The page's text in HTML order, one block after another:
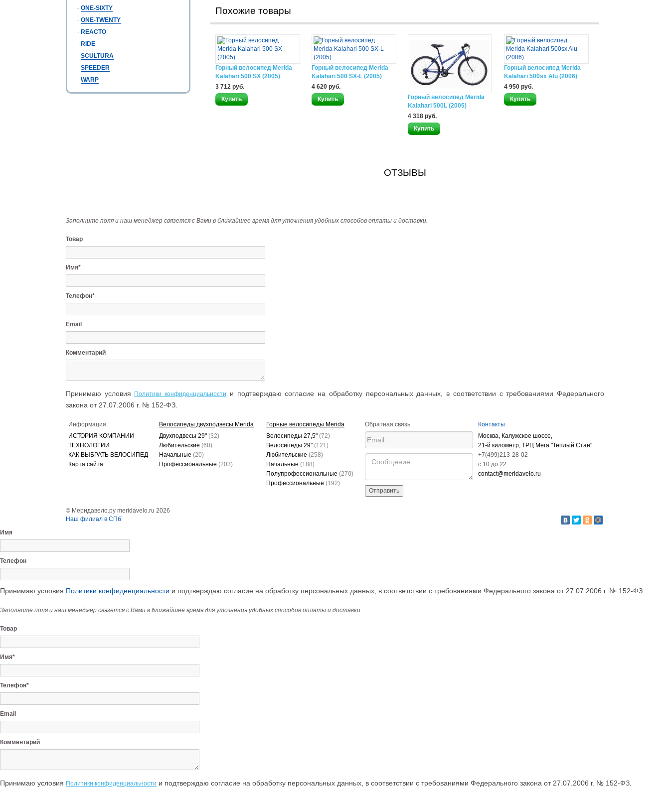
- ONE-SIXTY
- ONE-TWENTY
- REACTO
- RIDE
- SCULTURA
- SPEEDER
- WARP
Похожие товары
Горный велосипед Merida
Kalahari 500 SX (2005)
3 712 руб.
Горный велосипед Merida
Kalahari 500 SX-L (2005)
4 620 руб.
Горный велосипед Merida
Kalahari 500L (2005)
4 318 руб.
Горный велосипед Merida
Kalahari 500sx Alu (2006)
4 950 руб.
ОТЗЫВЫ
Заполните поля и наш менеджер связется с Вами в ближайшее время для уточнения удобных способов оплаты и доставки.
Товар
Имя*
Телефон*
Email
Комментарий
Принимаю условия Политики конфиденциальности
и подтверждаю согласие на обработку персональных данных, в соответствии с требованиями Федерального
закона от 27.07.2006 г. № 152-ФЗ.
Информация
ИСТОРИЯ КОМПАНИИ
ТЕХНОЛОГИИ
КАК ВЫБРАТЬ ВЕЛОСИПЕД
Карта сайта
Велосипеды двухподвесы Merida
Двухподвесы 29" (32)
Любительские (68)
Начальные (20)
Профессиональные (203)
Горные велосипеды Merida
Велосипеды 27,5" (72)
Велосипеды 29" (121)
Любительские (258)
Начальные (188)
Полупрофессиональные (270)
Профессиональные (192)
Обратная связь
Отправить
Контакты
Москва, Калужское шоссе,
21-й километр, ТРЦ Мега "Теплый Стан"
+7(499)213-28-02
c 10 до 22
contact@meridavelo.ru
© Меридавело.ру meridavelo.ru 2026
Наш филиал в СПб
Имя
Телефон
Принимаю условия Политики конфиденциальности и подтверждаю согласие на обработку персональных данных, в соответствии с требованиями Федерального закона от 27.07.2006 г. № 152-ФЗ.
Заполните поля и наш менеджер связется с Вами в ближайшее время для уточнения удобных способов оплаты и доставки.
Товар
Имя*
Телефон*
Email
Комментарий
Принимаю условия Политики конфиденциальности и подтверждаю согласие на обработку персональных данных, в соответствии с требованиями Федерального закона от 27.07.2006 г. № 152-ФЗ.